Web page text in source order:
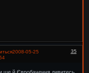
35
2008-05-25